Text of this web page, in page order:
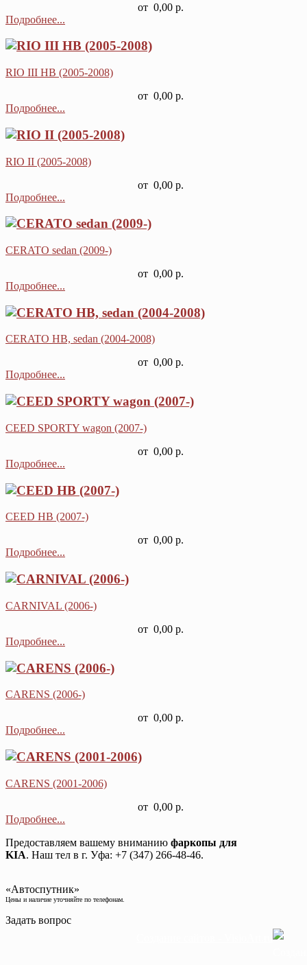
от 0,00 р.
Подробнее...
RIO III HB (2005-2008)
от 0,00 р.
Подробнее...
RIO II (2005-2008)
от 0,00 р.
Подробнее...
CERATO sedan (2009-)
от 0,00 р.
Подробнее...
CERATO HB, sedan (2004-2008)
от 0,00 р.
Подробнее...
CEED SPORTY wagon (2007-)
от 0,00 р.
Подробнее...
CEED HB (2007-)
от 0,00 р.
Подробнее...
CARNIVAL (2006-)
от 0,00 р.
Подробнее...
CARENS (2006-)
от 0,00 р.
Подробнее...
CARENS (2001-2006)
от 0,00 р.
Подробнее...
Предоставляем вашему вниманию фаркопы для
KIA. Наш тел в г. Уфа: +7 (347) 266-48-46.
«Автоспутник»
Цены и наличие уточняйте по телефонам.
Задать вопрос